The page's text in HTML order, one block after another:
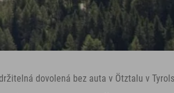
dovolená bez auta v Ötztalu v